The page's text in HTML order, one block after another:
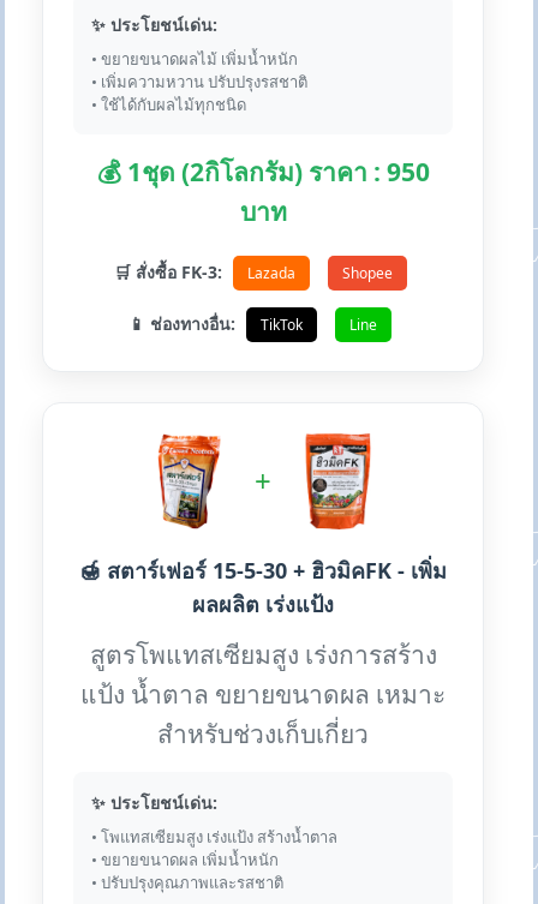
✨ ประโยชน์เด่น:
• ขยายขนาดผลไม้ เพิ่มน้ำหนัก
• เพิ่มความหวาน ปรับปรุงรสชาติ
• ใช้ได้กับผลไม้ทุกชนิด
💰 1ชุด (2กิโลกรัม) ราคา : 950
บาท
🛒 สั่งซื้อ FK-3: Lazada Shopee
📱 ช่องทางอื่น: TikTok Line
+
🍯 สตาร์เฟอร์ 15-5-30 + ฮิวมิคFK - เพิ่ม
ผลผลิต เร่งแป้ง
สูตรโพแทสเซียมสูง เร่งการสร้าง
แป้ง น้ำตาล ขยายขนาดผล เหมาะ
สำหรับช่วงเก็บเกี่ยว
✨ ประโยชน์เด่น:
• โพแทสเซียมสูง เร่งแป้ง สร้างน้ำตาล
• ขยายขนาดผล เพิ่มน้ำหนัก
• ปรับปรุงคุณภาพและรสชาติ